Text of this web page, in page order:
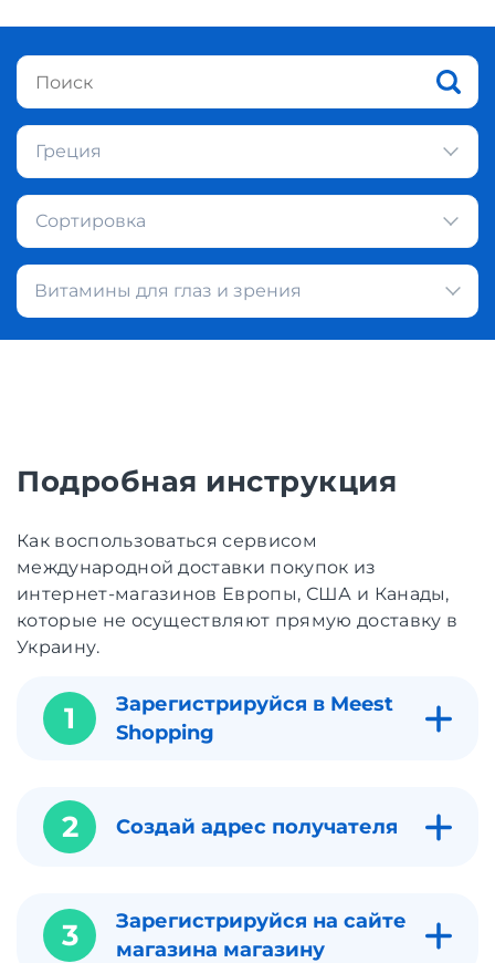
Греция
Сортировка
Витамины для глаз и зрения
Подробная инструкция
Как воспользоваться сервисом
международной доставки покупок из
интернет-магазинов Европы, США и Канады,
которые не осуществляют прямую доставку в
Украину.
1
Зарегистрируйся в Meest
Shopping
2 Создай адрес получателя
3
Зарегистрируйся на сайте
магазина магазину